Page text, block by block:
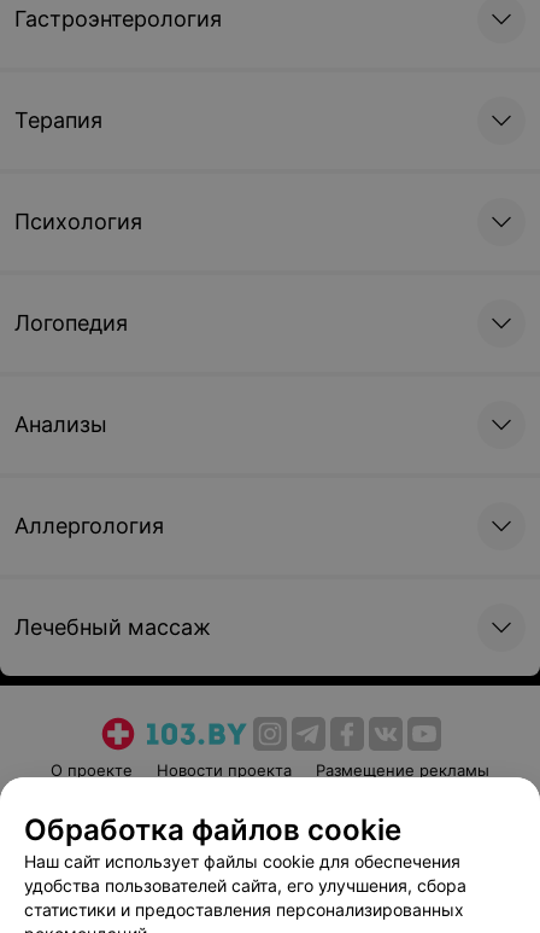
Гастроэнтерология
Терапия
Психология
Логопедия
Анализы
Аллергология
Лечебный массаж
О проекте Новости проекта
Размещение рекламы
Пользовательское соглашение
Способы оплаты
Вакансии
Партнеры
Написать руководителю 103.by
Обработка файлов cookie
Наш сайт использует файлы cookie для обеспечения
удобства пользователей сайта, его улучшения, сбора
статистики и предоставления персонализированных